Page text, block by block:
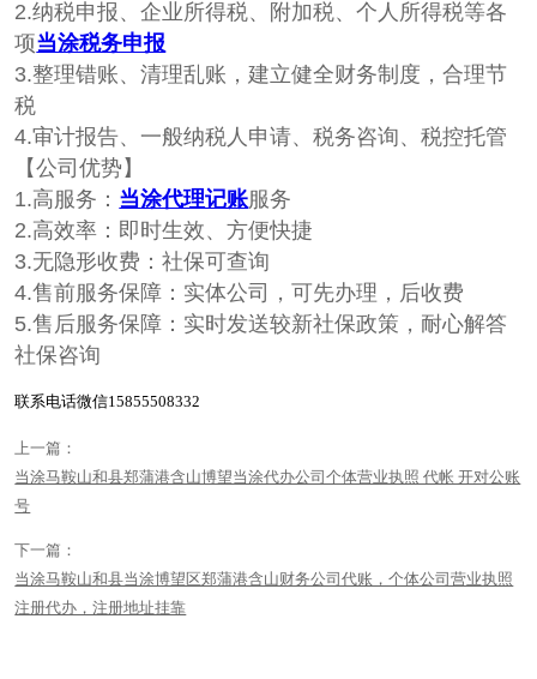
2.纳税申报、企业所得税、附加税、个人所得税等各
项当涂税务申报
3.整理错账、清理乱账，建立健全财务制度，合理节
税
4.审计报告、一般纳税人申请、税务咨询、税控托管
【公司优势】
1.高服务： 当涂代理记账服务
2.高效率：即时生效、方便快捷
3.无隐形收费：社保可查询
4.售前服务保障：实体公司，可先办理，后收费
5.售后服务保障：实时发送较新社保政策，耐心解答
社保咨询
联系电话微信15855508332
上一篇：
当涂马鞍山和县郑蒲港含山博望当涂代办公司个体营业执照 代帐 开对公账
号
下一篇：
当涂马鞍山和县当涂博望区郑蒲港含山财务公司代账，个体公司营业执照
注册代办，注册地址挂靠